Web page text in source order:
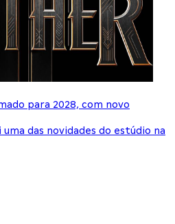
para 2028, com novo
das novidades do estúdio na